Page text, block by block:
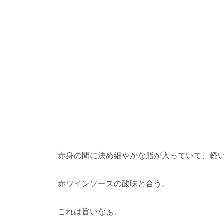
赤身の間に決め細やかな脂が入っていて、軽
赤ワインソースの酸味と合う。
これは旨いなぁ。